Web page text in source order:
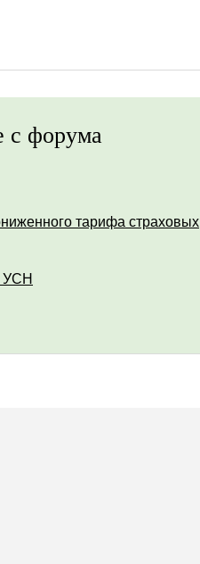
с форума
тарифа страховых
УСН